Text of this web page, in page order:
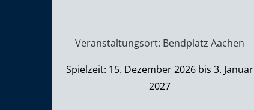
Veranstaltungsort: Bendplatz Aachen
Spielzeit: 15. Dezember 2026 bis 3. Januar
2027